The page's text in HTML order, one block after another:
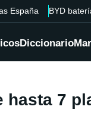
España BYD
Diccionario
hasta 7